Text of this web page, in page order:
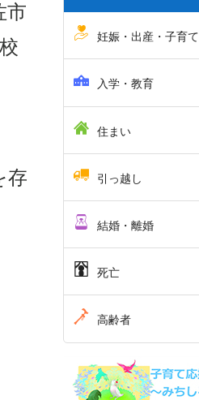
市
存
妊娠・出産・子育て
入学・教育
住まい
引っ越し
結婚・離婚
死亡
高齢者